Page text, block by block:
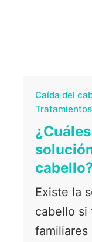
Caída del
Existe la
cabello si